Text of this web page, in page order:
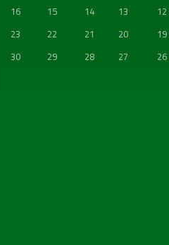
12
13
14
15
16
19
20
21
22
23
26
27
28
29
30